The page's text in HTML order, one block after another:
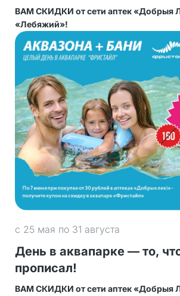
ВАМ СКИДКИ от сети аптек «Добрыя
«Лебяжий»!
с 25 мая по 31 августа
День в аквапарке — то,
прописал!
ВАМ СКИДКИ от сети аптек «Добрыя